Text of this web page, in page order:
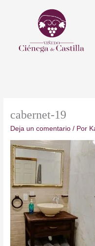
cabernet-19
Deja un comentario / Por